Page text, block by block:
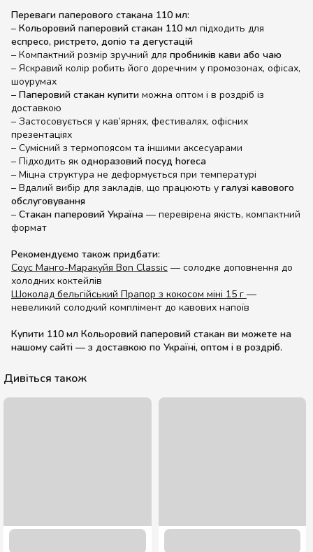
Переваги паперового стакана 110 мл:
– Кольоровий паперовий стакан 110 мл підходить для
еспресо, ристрето, допіо та дегустацій
– Компактний розмір зручний для пробників кави або чаю
– Яскравий колір робить його доречним у промозонах, офісах,
шоурумах
– Паперовий стакан купити можна оптом і в роздріб із
доставкою
– Застосовується у кав’ярнях, фестивалях, офісних
презентаціях
– Сумісний з термопоясом та іншими аксесуарами
– Підходить як одноразовий посуд horeca
– Міцна структура не деформується при температурі
– Вдалий вибір для закладів, що працюють у галузі кавового
обслуговування
– Стакан паперовий Україна — перевірена якість, компактний
формат
Рекомендуємо також придбати:
Соус Манго-Маракуйя Bon Classic — солодке доповнення до
холодних коктейлів
Шоколад бельгійський Прапор з кокосом міні 15 г —
невеликий солодкий комплімент до кавових напоїв
Купити 110 мл Кольоровий паперовий стакан ви можете на
нашому сайті — з доставкою по Україні, оптом і в роздріб.
Дивіться також